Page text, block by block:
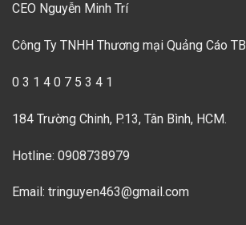
CEO Nguyễn Minh Trí
Công Ty TNHH Thương mại Quảng Cáo TB
0 3 1 4 0 7 5 3 4 1
184 Trường Chinh, P.13, Tân Bình, HCM.
Hotline: 0908738979
Email: tringuyen463@gmail.com